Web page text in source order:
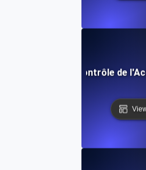
Liste de Contrôle de